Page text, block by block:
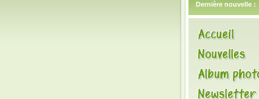
Dernière nouvelle :